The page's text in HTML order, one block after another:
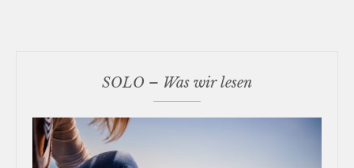
SOLO – Was wir lesen